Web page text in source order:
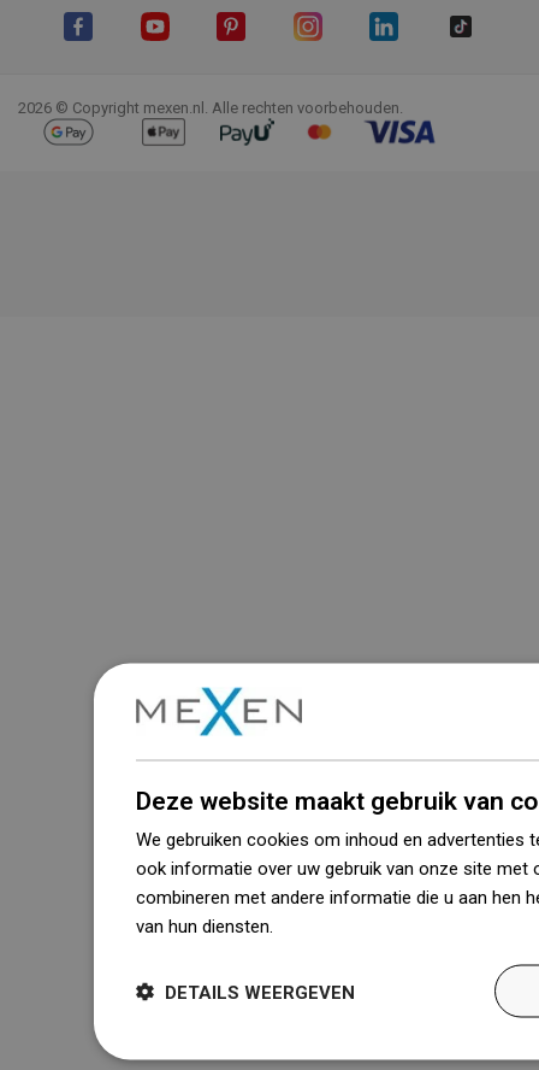
2026 © Copyright mexen.nl. Alle rechten voorbehouden.
Deze website maakt gebruik van
We gebruiken cookies om inhoud en advertenties
ook informatie over uw gebruik van onze site met
combineren met andere informatie die u aan hen
van hun diensten.
DETAILS WEERGEVEN